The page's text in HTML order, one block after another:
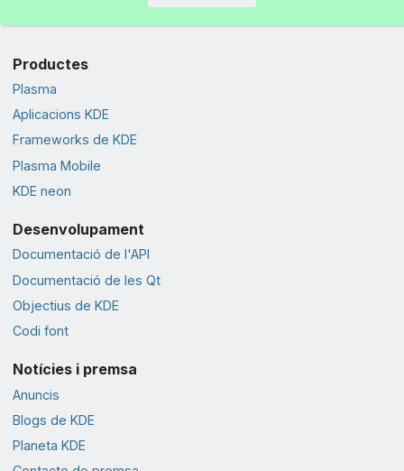
Productes
Plasma
Aplicacions KDE
Frameworks de KDE
Plasma Mobile
KDE neon
Desenvolupament
Documentació de l'API
Documentació de les Qt
Objectius de KDE
Codi font
Notícies i premsa
Anuncis
Blogs de KDE
Planeta KDE